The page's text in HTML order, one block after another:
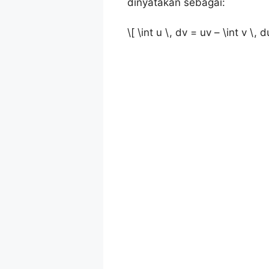
\[ \int u \, dv = uv – \int v \,